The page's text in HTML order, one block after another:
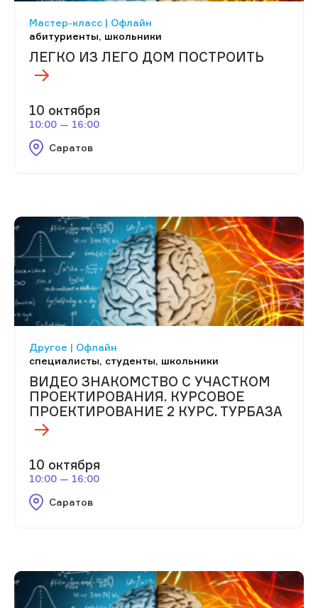
Мастер-класс | Офлайн
абитуриенты, школьники
ЛЕГКО ИЗ ЛЕГО ДОМ ПОСТРОИТЬ
10 октября
10:00 — 16:00
Саратов
Другое | Офлайн
специалисты, студенты, школьники
ВИДЕО ЗНАКОМСТВО С УЧАСТКОМ
ПРОЕКТИРОВАНИЯ. КУРСОВОЕ
ПРОЕКТИРОВАНИЕ 2 КУРС. ТУРБАЗА
10 октября
10:00 — 16:00
Саратов